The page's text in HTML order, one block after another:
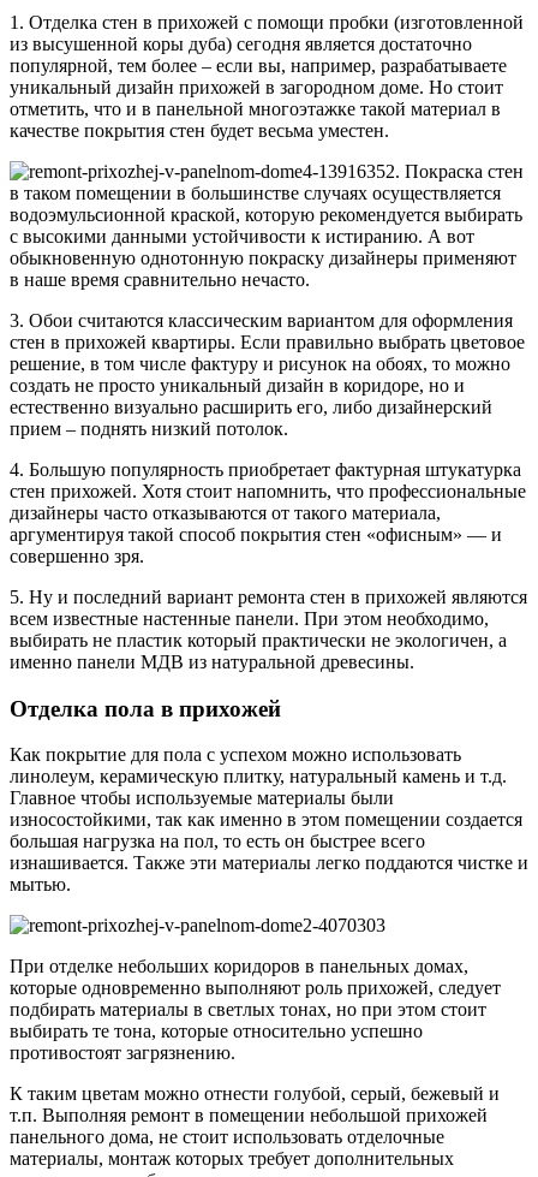
1. Отделка стен в прихожей с помощи пробки (изготовленной
из высушенной коры дуба) сегодня является достаточно
популярной, тем более – если вы, например, разрабатываете
уникальный дизайн прихожей в загородном доме. Но стоит
отметить, что и в панельной многоэтажке такой материал в
качестве покрытия стен будет весьма уместен.
2. Покраска стен
в таком помещении в большинстве случаях осуществляется
водоэмульсионной краской, которую рекомендуется выбирать
с высокими данными устойчивости к истиранию. А вот
обыкновенную однотонную покраску дизайнеры применяют
в наше время сравнительно нечасто.
3. Обои считаются классическим вариантом для оформления
стен в прихожей квартиры. Если правильно выбрать цветовое
решение, в том числе фактуру и рисунок на обоях, то можно
создать не просто уникальный дизайн в коридоре, но и
естественно визуально расширить его, либо дизайнерский
прием – поднять низкий потолок.
4. Большую популярность приобретает фактурная штукатурка
стен прихожей. Хотя стоит напомнить, что профессиональные
дизайнеры часто отказываются от такого материала,
аргументируя такой способ покрытия стен «офисным» — и
совершенно зря.
5. Ну и последний вариант ремонта стен в прихожей являются
всем известные настенные панели. При этом необходимо,
выбирать не пластик который практически не экологичен, а
именно панели МДВ из натуральной древесины.
Отделка пола в прихожей
Как покрытие для пола с успехом можно использовать
линолеум, керамическую плитку, натуральный камень и т.д.
Главное чтобы используемые материалы были
износостойкими, так как именно в этом помещении создается
большая нагрузка на пол, то есть он быстрее всего
изнашивается. Также эти материалы легко поддаются чистке и
мытью.
При отделке небольших коридоров в панельных домах,
которые одновременно выполняют роль прихожей, следует
подбирать материалы в светлых тонах, но при этом стоит
выбирать те тона, которые относительно успешно
противостоят загрязнению.
К таким цветам можно отнести голубой, серый, бежевый и
т.п. Выполняя ремонт в помещении небольшой прихожей
панельного дома, не стоит использовать отделочные
материалы, монтаж которых требует дополнительных